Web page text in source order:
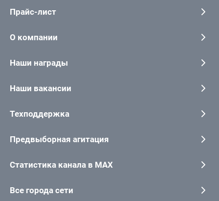
Прайс-лист
О компании
Наши награды
Наши вакансии
Техподдержка
Предвыборная агитация
Статистика канала в MAX
Все города сети